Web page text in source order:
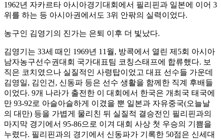
1962년 자카르타 아시아경기대회에서 필리핀과 일본에 이어 3
위를 하는 등 아시아권에서도 3위 안팎의 실력이었다.
농구인 김영기의 진가는 은퇴 이후 더 빛났다.
김영기는 33세 때인 1969년 11월, 방콕에서 열린 제5회 아시아
남자농구선수권대회 국가대표팀 코칭스태프에 합류했다. 보
직은 코치였으나 실질적인 사령탑이었고 대표 선수들 가운데
김영일, 김인건, 신동파 등은 선수 생활을 함께한 직계 후배들
이었다. 9개 나라가 출전한 이 대회에서 한국은 개최국 태국에
만 93-92로 아슬아슬하게 이겼을 뿐 일본과 자유중국(오늘날
의 대만) 등을 가볍게 물리친 뒤 실질적 결승전인 필리핀과의
마지막 경기에서 95-86으로 이겨 대회 사상 첫 우승의 기쁨을
누렸다. 필리핀과의 경기에서 신동파가 기록한 50점은 신세대